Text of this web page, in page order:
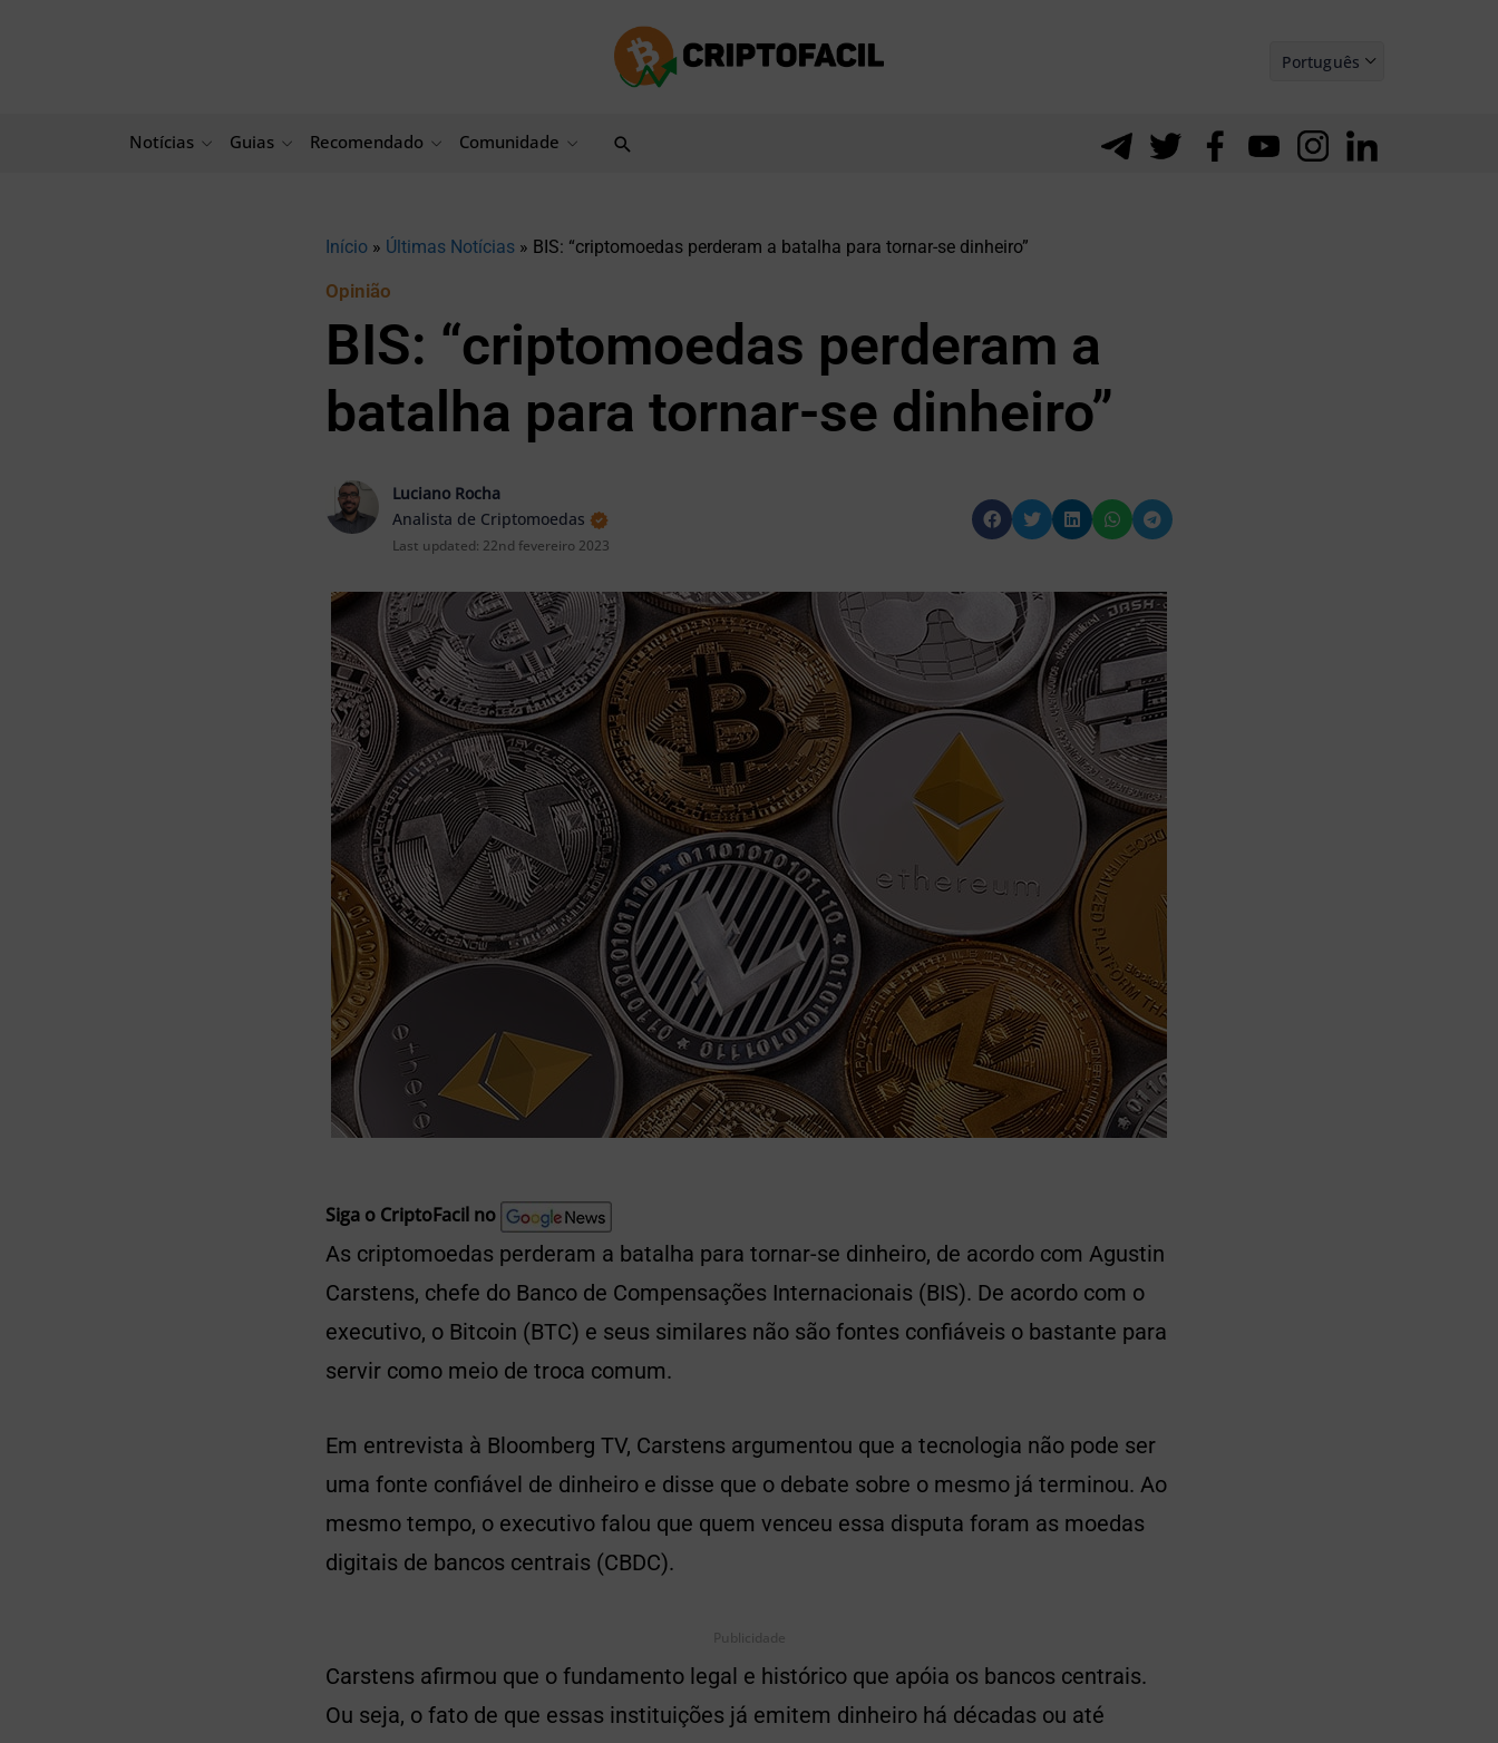
Português
Notícias Guias Recomendado Comunidade Pesquisar
Início » Últimas Notícias » BIS: “criptomoedas perderam a batalha para tornar-se dinheiro”
Opinião
BIS: “criptomoedas perderam a
batalha para tornar-se dinheiro”
Luciano Rocha
Analista de Criptomoedas
Last updated: 22nd fevereiro 2023
Siga o CriptoFacil no
As criptomoedas perderam a batalha para tornar-se dinheiro, de acordo com Agustin
Carstens, chefe do Banco de Compensações Internacionais (BIS). De acordo com o
executivo, o Bitcoin (BTC) e seus similares não são fontes confiáveis o bastante para
servir como meio de troca comum.
Em entrevista à Bloomberg TV, Carstens argumentou que a tecnologia não pode ser
uma fonte confiável de dinheiro e disse que o debate sobre o mesmo já terminou. Ao
mesmo tempo, o executivo falou que quem venceu essa disputa foram as moedas
digitais de bancos centrais (CBDC).
Publicidade
Carstens afirmou que o fundamento legal e histórico que apóia os bancos centrais.
Ou seja, o fato de que essas instituições já emitem dinheiro há décadas ou até